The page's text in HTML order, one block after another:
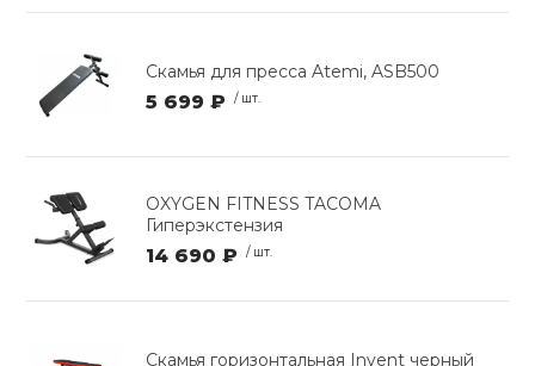
Скамья для пресса Atemi, ASB500
5 699 ₽ / шт.
OXYGEN FITNESS TACOMA
Гиперэкстензия
14 690 ₽ / шт.
Скамья горизонтальная Invent черный